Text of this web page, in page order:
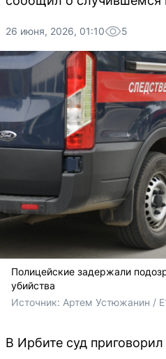
26 июня, 2026, 01:10 5
Полицейские задержали
убийства
Источник: Артем Устюжанин /
В Ирбите суд